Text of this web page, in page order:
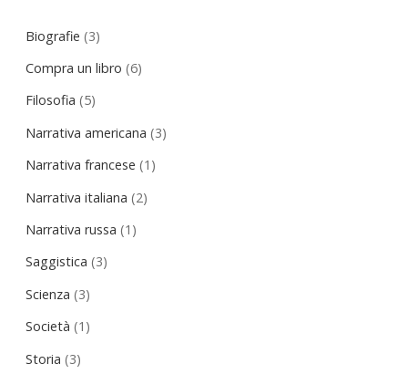
Biografie (3)
Compra un libro (6)
Filosofia (5)
Narrativa americana (3)
Narrativa francese (1)
Narrativa italiana (2)
Narrativa russa (1)
Saggistica (3)
Scienza (3)
Società (1)
Storia (3)